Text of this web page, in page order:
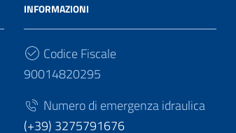
INFORMAZIONI
Codice Fiscale
90014820295
Numero di emergenza idraulica
(+39) 3275791676